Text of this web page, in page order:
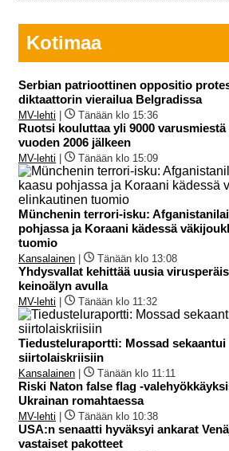
Kotimaa
Serbian patrioottinen oppositio
diktaattorin vierailua Belgradissa
MV-lehti Tänään klo 15:36
Ruotsi kouluttaa yli 9000
vuoden 2006 jälkeen
MV-lehti Tänään klo 15:09
Münchenin terrori-isku:
pohjassa ja Koraani kädessä
tuomio
Kansalainen Tänään klo 13:08
Yhdysvallat kehittää uusia
keinoälyn avulla
MV-lehti Tänään klo 11:32
Tiedusteluraportti: Mossad sekaantui
siirtolaiskriisiin
Kansalainen Tänään klo 11:11
Riski Naton false flag -
Ukrainan romahtaessa
MV-lehti Tänään klo 10:38
USA:n senaatti hyväksyi ankarat
vastaiset pakotteet